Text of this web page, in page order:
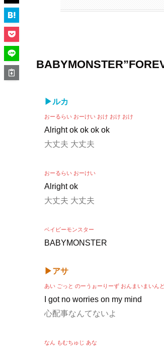
▶ルカ
おーるらい おーけい おけ おけ おけ
Alright ok ok ok ok
大丈夫 大丈夫
おーるらい おーけい
Alright ok
大丈夫 大丈夫
ベイビーモンスター
BABYMONSTER
▶アサ
あい ごっと のーうぉーりーず おんまいまいん
I got no worries on my mind
心配事なんてないよ
なん もむちゅじ あな